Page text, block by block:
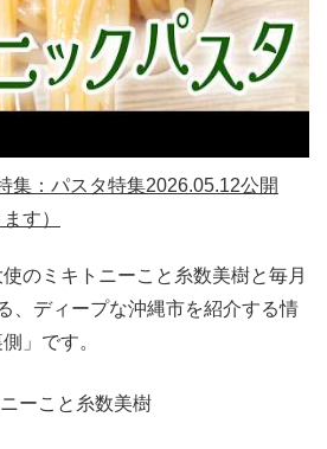
集：パスタ特集2026.05.12公開
す）
のミキトニーこと糸数美樹と毎月
、ディープな沖縄市を紹介する情
」です。
ーこと糸数美樹